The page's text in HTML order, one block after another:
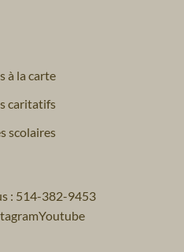
à la carte
caritatifs
scolaires
: 514-382-9453
Youtube